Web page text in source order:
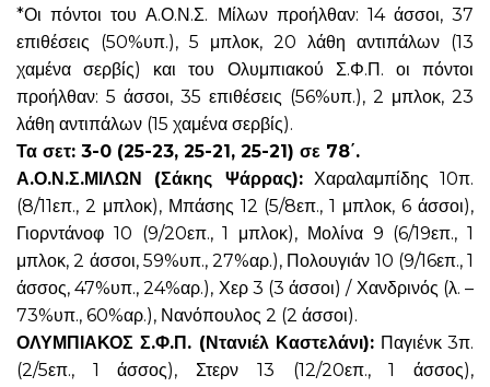
*Οι πόντοι του Α.Ο.Ν.Σ. Μίλων προήλθαν: 14 άσσοι, 37
επιθέσεις (50%υπ.), 5 μπλοκ, 20 λάθη αντιπάλων (13
χαμένα σερβίς) και του Ολυμπιακού Σ.Φ.Π. οι πόντοι
προήλθαν: 5 άσσοι, 35 επιθέσεις (56%υπ.), 2 μπλοκ, 23
λάθη αντιπάλων (15 χαμένα σερβίς).
Τα σετ: 3-0 (25-23, 25-21, 25-21) σε 78΄.
Α.Ο.Ν.Σ.ΜΙΛΩΝ (Σάκης Ψάρρας):Χαραλαμπίδης 10π.
(8/11επ., 2 μπλοκ), Μπάσης 12 (5/8επ., 1 μπλοκ, 6 άσσοι),
Γιορντάνοφ 10 (9/20επ., 1 μπλοκ), Μολίνα 9 (6/19επ., 1
μπλοκ, 2 άσσοι, 59%υπ., 27%αρ.), Πολουγιάν 10 (9/16επ., 1
άσσος, 47%υπ., 24%αρ.), Χερ 3 (3 άσσοι) / Χανδρινός (λ. –
73%υπ., 60%αρ.), Νανόπουλος 2 (2 άσσοι).
ΟΛΥΜΠΙΑΚΟΣ Σ.Φ.Π. (Ντανιέλ Καστελάνι): Παγιένκ 3π.
(2/5επ., 1 άσσος), Στερν 13 (12/20επ., 1 άσσος),